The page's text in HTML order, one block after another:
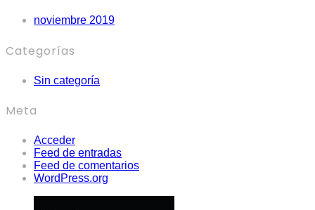
noviembre 2019
Categorías
Sin categoría
Meta
Acceder
Feed de entradas
Feed de comentarios
WordPress.org